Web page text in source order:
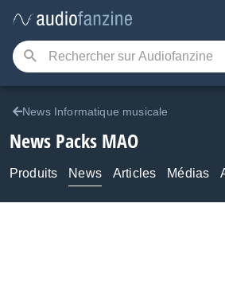
News Informatique musicale
News Packs MAO
Produits News Articles Médias